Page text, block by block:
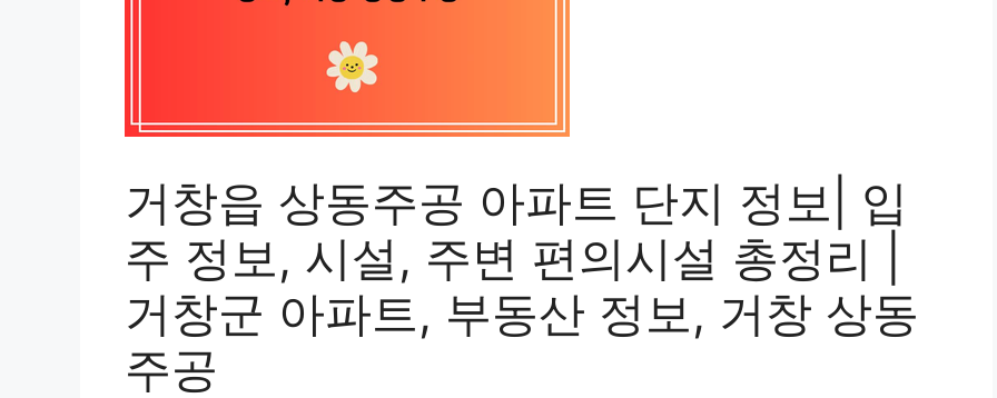
거창읍 상동주공 아파트 단지 정보| 입
주 정보, 시설, 주변 편의시설 총정리 |
거창군 아파트, 부동산 정보, 거창 상동
주공